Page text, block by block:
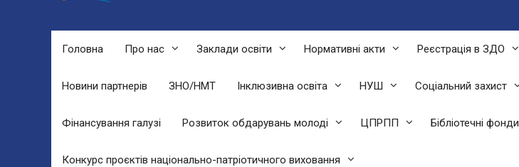
Головна Про нас Заклади освіти Нормативні акти Реєстрація в ЗДО
Новини партнерів ЗНО/НМТ Інклюзивна освіта НУШ Соціальний захист
Фінансування галузі Розвиток обдарувань молоді ЦПРПП Бібліотечні фонди
Конкурс проєктів національно-патріотичного виховання